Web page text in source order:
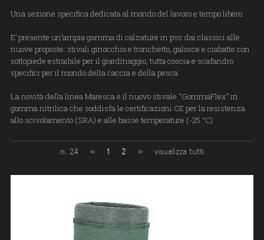
Una sezione specifica dedicata al mondo del lavoro e tempo libero.
E’ presente un’ampia gamma di calzature in pvc dai classici alle
nuove proposte: stivali ginocchio e tronchetto, galosce e ciabatte con
sottopiede estraibile per il giardinaggio, tutta coscia e scafandro
specifici per il mondo della caccia e della pesca.
La novità della linea Maresca è il nuovo stivale “GommaFlex” in
gomma nitrilica che soddisfa le certificazioni CE per la resistenza
allo scivolamento (SRA) e alle basse temperature (-25 °C)
n. 24 « 1 2 » visualizza tutti